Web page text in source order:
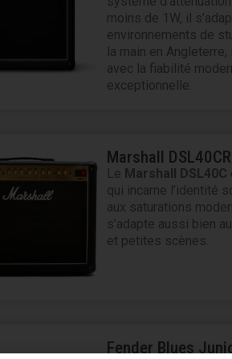
moins de 1W, il
environnements de
la main en
avec la fiabilité
exceptionnelle.
Marshall DSL40CR
Le Marshall DSL40C
qui incarne l’identité
aux saturations
s’adapte aussi bien
et petites scènes.
Fender Blues